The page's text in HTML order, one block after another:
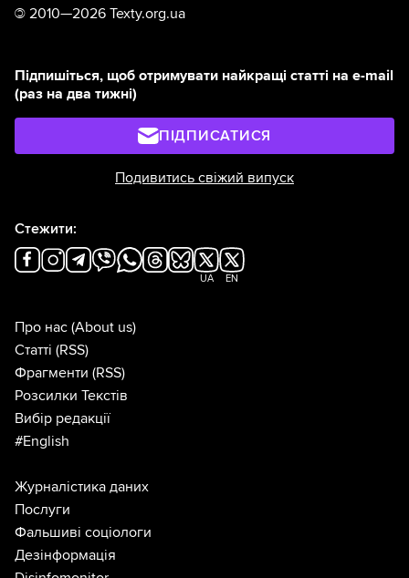
© 2010—2026 Texty.org.ua
Підпишіться, щоб отримувати найкращі статті на e-mail
(раз на два тижні)
ПІДПИСАТИСЯ
Подивитись свіжий випуск
Стежити:
UA EN
Про нас (About us)
Статті (RSS)
Фрагменти (RSS)
Розсилки Текстів
Вибір редакції
#English
Журналістика даних
Послуги
Фальшиві соціологи
Дезінформація